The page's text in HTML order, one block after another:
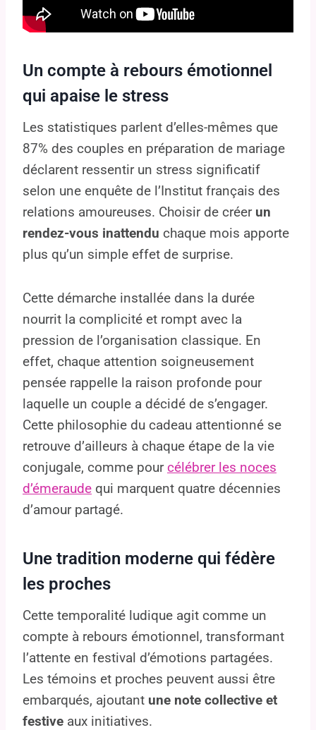
Un compte à rebours émotionnel
qui apaise le stress
Les statistiques parlent d’elles-mêmes que
87% des couples en préparation de mariage
déclarent ressentir un stress significatif
selon une enquête de l’Institut français des
relations amoureuses. Choisir de créerun
rendez-vous inattendu chaque mois apporte
plus qu’un simple effet de surprise.
Cette démarche installée dans la durée
nourrit la complicité et rompt avec la
pression de l’organisation classique. En
effet, chaque attention soigneusement
pensée rappelle la raison profonde pour
laquelle un couple a décidé de s’engager.
Cette philosophie du cadeau attentionné se
retrouve d’ailleurs à chaque étape de la vie
conjugale, comme pourcélébrer les noces
d’émeraude qui marquent quatre décennies
d’amour partagé.
Une tradition moderne qui fédère
les proches
Cette temporalité ludique agit comme un
compte à rebours émotionnel, transformant
l’attente en festival d’émotions partagées.
Les témoins et proches peuvent aussi être
embarqués, ajoutant une note collective et
festive aux initiatives.